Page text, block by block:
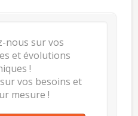
nous sur vos
et évolutions
!
vos besoins et
mesure !